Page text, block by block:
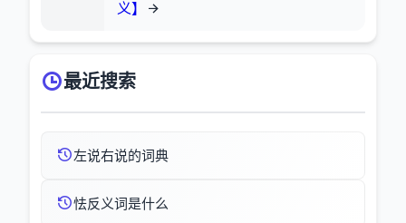
义】
最近搜索
左说右说的词典
怯反义词是什么